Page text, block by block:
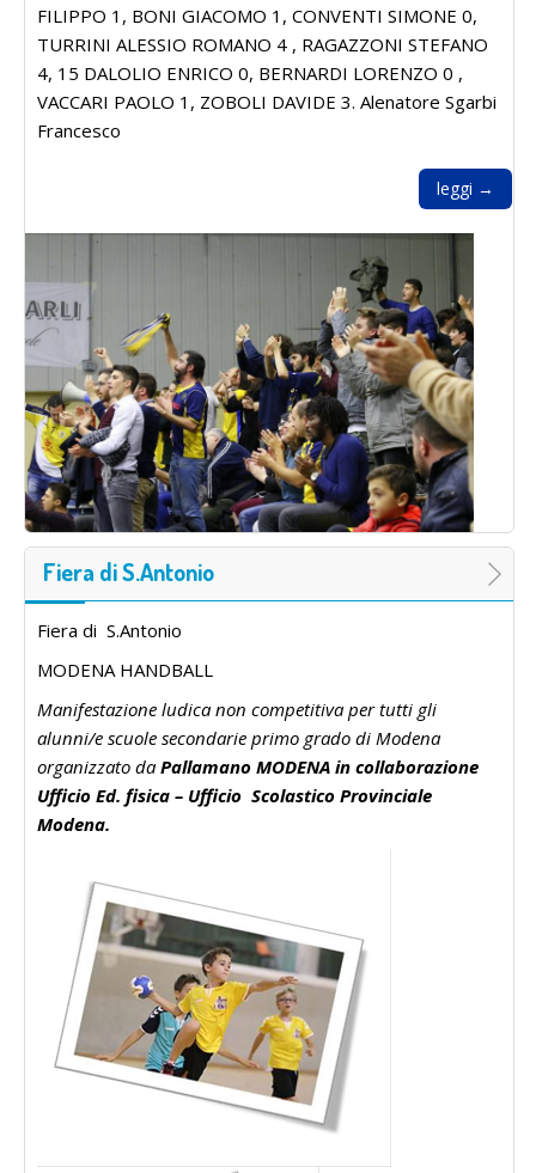
FILIPPO 1, BONI GIACOMO 1, CONVENTI SIMONE 0,
TURRINI ALESSIO ROMANO 4 , RAGAZZONI STEFANO
4, 15 DALOLIO ENRICO 0, BERNARDI LORENZO 0 ,
VACCARI PAOLO 1, ZOBOLI DAVIDE 3. Alenatore Sgarbi
Francesco
leggi →
Fiera di S.Antonio
Fiera di S.Antonio
MODENA HANDBALL
Manifestazione ludica non competitiva per tutti gli
alunni/e scuole secondarie primo grado di Modena
organizzato da Pallamano MODENA in collaborazione
Ufficio Ed. fisica – Ufficio Scolastico Provinciale
Modena.